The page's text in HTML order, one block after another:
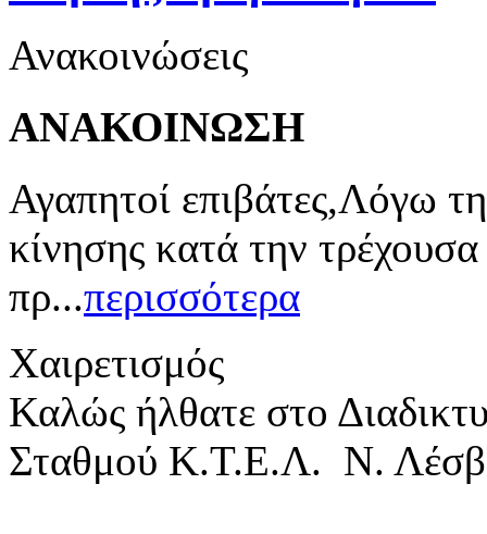
Ανακοινώσεις
ΑΝΑΚΟΙΝΩΣΗ
Αγαπητοί επιβάτες,Λόγω
κίνησης κατά την
πρ...περισσότερα
Χαιρετισμός
Καλώς ήλθατε στο
Σταθμού Κ.Τ.Ε.Λ. Ν.